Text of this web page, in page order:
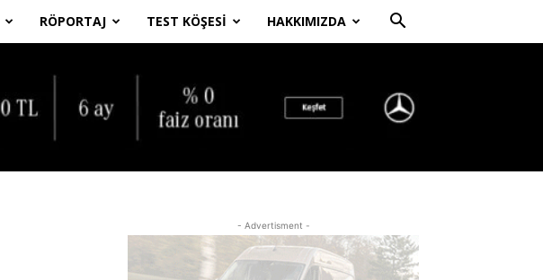
RÖPORTAJ TEST KÖŞESI HAKKIMIZDA
- Advertisment -